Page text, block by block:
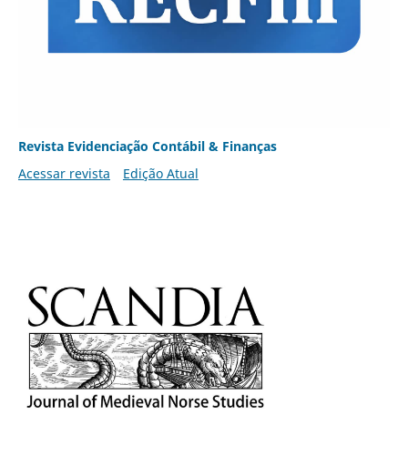
Revista Evidenciação Contábil & Finanças
Acessar revista
Edição Atual